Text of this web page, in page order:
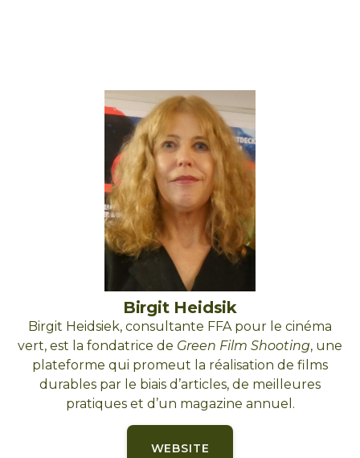
Birgit Heidsik
Birgit Heidsiek, consultante FFA pour le cinéma
vert, est la fondatrice de Green Film Shooting, une
plateforme qui promeut la réalisation de films
durables par le biais d’articles, de meilleures
pratiques et d’un magazine annuel.
WEBSITE